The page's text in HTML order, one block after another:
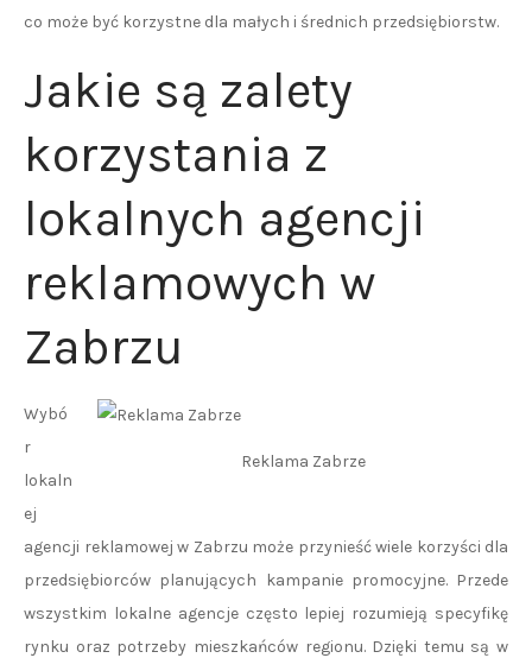
co może być korzystne dla małych i średnich przedsiębiorstw.
Jakie są zalety
korzystania z
lokalnych agencji
reklamowych w
Zabrzu
Reklama Zabrze
Wybó
r
lokaln
ej
agencji reklamowej w Zabrzu może przynieść wiele korzyści dla
przedsiębiorców planujących kampanie promocyjne. Przede
wszystkim lokalne agencje często lepiej rozumieją specyfikę
rynku oraz potrzeby mieszkańców regionu. Dzięki temu są w